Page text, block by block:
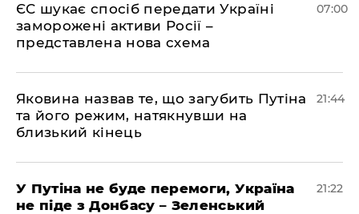
ЄС шукає спосіб передати Україні
заморожені активи Росії –
представлена ​​нова схема
07:00
Яковина назвав те, що загубить Путіна
та його режим, натякнувши на
близький кінець
21:44
У Путіна не буде перемоги, Україна
не піде з Донбасу – Зеленський
21:22